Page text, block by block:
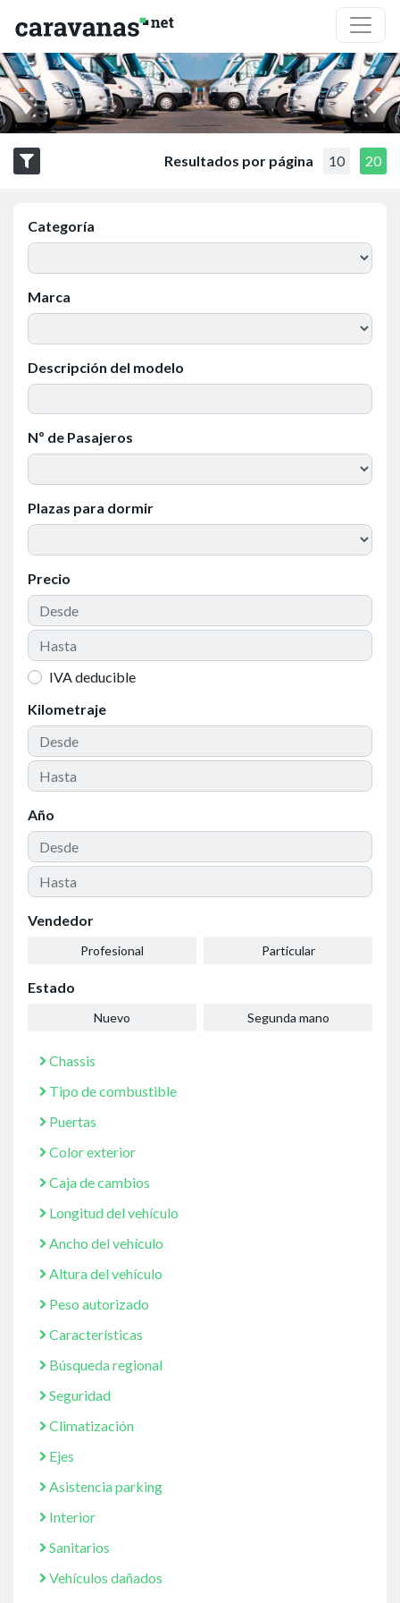
Resultados por página 10 20
Categoría
Marca
Descripción del modelo
Nº de Pasajeros
Plazas para dormir
Precio
IVA deducible
Kilometraje
Año
Vendedor
Profesional Particular
Estado
Nuevo Segunda mano
Chassis
Tipo de combustible
Puertas
Color exterior
Caja de cambios
Longitud del vehículo
Ancho del vehículo
Altura del vehículo
Peso autorizado
Características
Búsqueda regional
Seguridad
Climatización
Ejes
Asistencia parking
Interior
Sanitarios
Vehículos dañados